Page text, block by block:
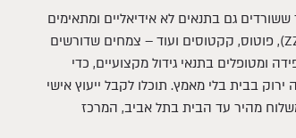
גם בתנאים לא אידיאליים ומתאימים
למתחילים או למי שזמנו מוגבל. אלה כוללים צמחים חזקים כמו סנסיווריה (לשון החמות), זמיאוקולקס (ZZ PLANT), פוטוס, קקטוסים ועוד – צמחים שדורשים
ומטופלים בתנאי גידול מקצועיים, כדי
בבית בלי מאמץ. תוכלו לקבל ייעוץ אישי
מהיר עד הבית בתל אביב, המרכז